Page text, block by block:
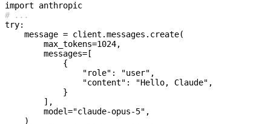
import anthropic
# ...
try:
    message
= client.messages.create(
        max_tokens
=1024,
        messages
= [
            {
                "role"
: "user" ,
                "content"
: "Hello, Claude" ,
            }
        ],
        model
="claude-opus-5" ,
    )